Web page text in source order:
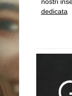
dedicata